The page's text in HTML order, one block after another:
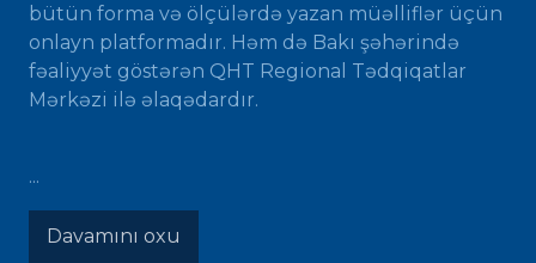
bütün forma və ölçülərdə yazan müəlliflər üçün
onlayn platformadır. Həm də Bakı şəhərində
fəaliyyət göstərən QHT Regional Tədqiqatlar
Mərkəzi ilə əlaqədardır.
...
Davamını oxu